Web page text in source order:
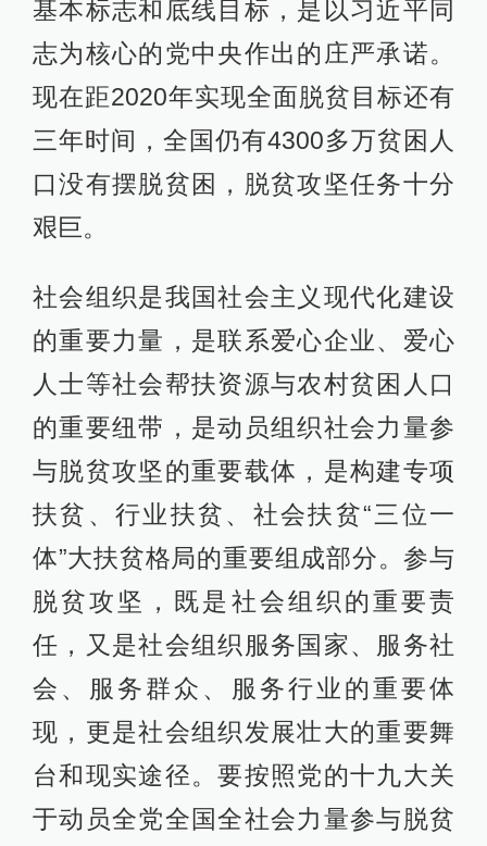
基本标志和底线目标，是以习近平同
志为核心的党中央作出的庄严承诺。
现在距2020年实现全面脱贫目标还有
三年时间，全国仍有4300多万贫困人
口没有摆脱贫困，脱贫攻坚任务十分
艰巨。
社会组织是我国社会主义现代化建设
的重要力量，是联系爱心企业、爱心
人士等社会帮扶资源与农村贫困人口
的重要纽带，是动员组织社会力量参
与脱贫攻坚的重要载体，是构建专项
扶贫、行业扶贫、社会扶贫“三位一
体”大扶贫格局的重要组成部分。参与
脱贫攻坚，既是社会组织的重要责
任，又是社会组织服务国家、服务社
会、服务群众、服务行业的重要体
现，更是社会组织发展壮大的重要舞
台和现实途径。要按照党的十九大关
于动员全党全国全社会力量参与脱贫